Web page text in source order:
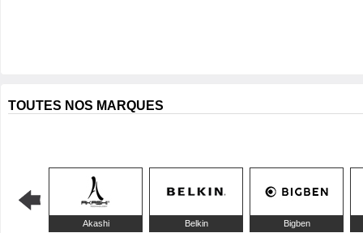
TOUTES NOS MARQUES
Akashi Belkin Bigben